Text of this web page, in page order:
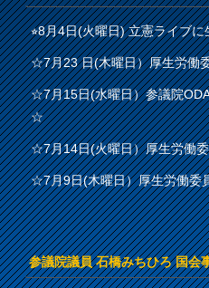
⭐︎8月4日(火曜日) 立憲ライブに
☆7月23 日(木曜日）厚生労働
☆7月15日(水曜日）参議院
☆
☆7月14日(火曜日）厚生労働
☆7月9日(木曜日）厚生労働委
参議院議員 石橋みちひろ 国会